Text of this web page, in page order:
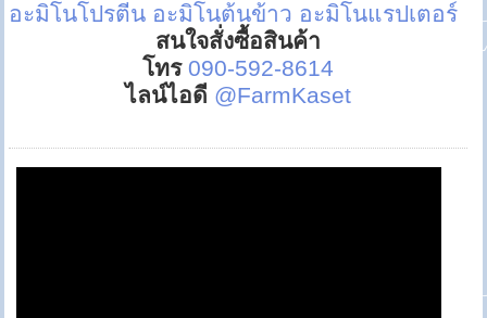
อะมิโนโปรตีน อะมิโนต้นข้าว อะมิโนแรปเตอร์
สนใจสั่งซื้อสินค้า
โทร 090-592-8614
ไลน์ไอดี @FarmKaset